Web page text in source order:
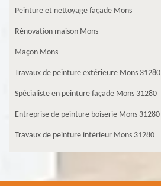
Peinture et nettoyage façade Mons
Rénovation maison Mons
Maçon Mons
Travaux de peinture extérieure Mons 31280
Spécialiste en peinture façade Mons 31280
Entreprise de peinture boiserie Mons 31280
Travaux de peinture intérieur Mons 31280